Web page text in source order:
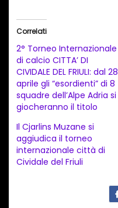
i
a
m
e
n
t
o
i
Correlati
2° Torneo Internazionale
di calcio CITTA’ DI
CIVIDALE DEL FRIULI: dal 28
aprile gli “esordienti” di 8
squadre dell’Alpe Adria si
giocheranno il titolo
Il Cjarlins Muzane si
aggiudica il torneo
internazionale città di
Cividale del Friuli